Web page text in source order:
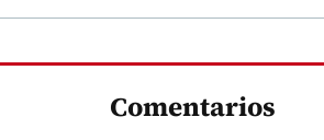
Comentarios